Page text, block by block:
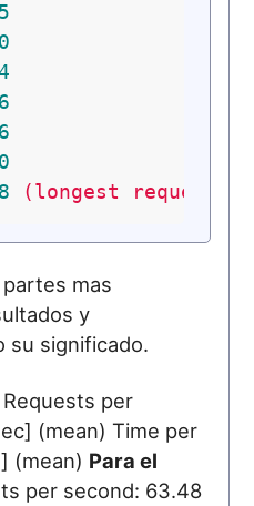
(longest request)
mas
y
su significado.
Requests per
(mean) Time per
(mean) Para el
per second: 63.48